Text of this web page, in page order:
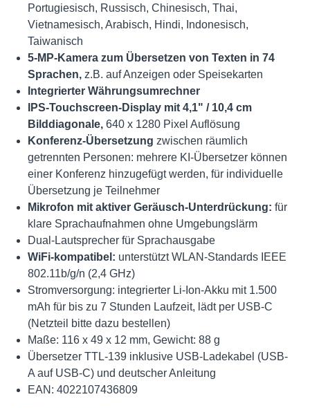
Portugiesisch, Russisch, Chinesisch, Thai,
Vietnamesisch, Arabisch, Hindi, Indonesisch,
Taiwanisch
5-MP-Kamera zum Übersetzen von Texten in 74
Sprachen, z.B. auf Anzeigen oder Speisekarten
Integrierter Währungsumrechner
IPS-Touchscreen-Display mit 4,1" / 10,4 cm
Bilddiagonale, 640 x 1280 Pixel Auflösung
Konferenz-Übersetzung zwischen räumlich
getrennten Personen: mehrere KI-Übersetzer können
einer Konferenz hinzugefügt werden, für individuelle
Übersetzung je Teilnehmer
Mikrofon mit aktiver Geräusch-Unterdrückung: für
klare Sprachaufnahmen ohne Umgebungslärm
Dual-Lautsprecher für Sprachausgabe
WiFi-kompatibel: unterstützt WLAN-Standards IEEE
802.11b/g/n (2,4 GHz)
Stromversorgung: integrierter Li-Ion-Akku mit 1.500
mAh für bis zu 7 Stunden Laufzeit, lädt per USB-C
(Netzteil bitte dazu bestellen)
Maße: 116 x 49 x 12 mm, Gewicht: 88 g
Übersetzer TTL-139 inklusive USB-Ladekabel (USB-
A auf USB-C) und deutscher Anleitung
EAN: 4022107436809